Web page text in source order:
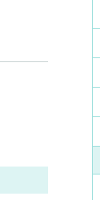
such a